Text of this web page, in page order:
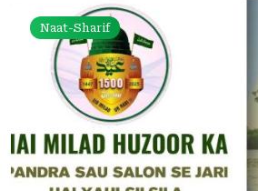
Naat-Sharif